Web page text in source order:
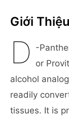
Giới Thiệu
D -
or
alcohol
readily
tissues. It is